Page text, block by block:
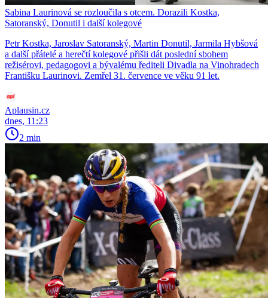
Sabina Laurinová se rozloučila s otcem. Dorazili Kostka,
Satoranský, Donutil i další kolegové
Petr Kostka, Jaroslav Satoranský, Martin Donutil, Jarmila Hybšová
a další přátelé a herečtí kolegové přišli dát poslední sbohem
režisérovi, pedagogovi a bývalému řediteli Divadla na Vinohradech
Františku Laurinovi. Zemřel 31. července ve věku 91 let.
Aplausin.cz
dnes, 11:23
2 min